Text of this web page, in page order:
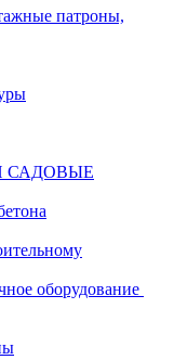
патроны,
САДОВЫЕ
оборудование